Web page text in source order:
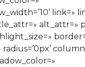
link=»
alt_attr=»